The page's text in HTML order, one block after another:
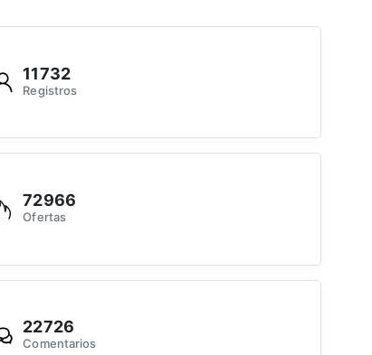
11732
Registros
72966
Ofertas
22726
Comentarios